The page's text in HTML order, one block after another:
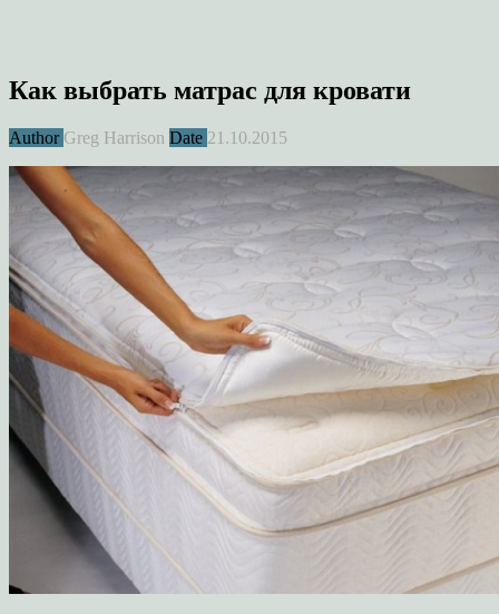
Как выбрать матрас для кровати
Author Greg Harrison Date 21.10.2015